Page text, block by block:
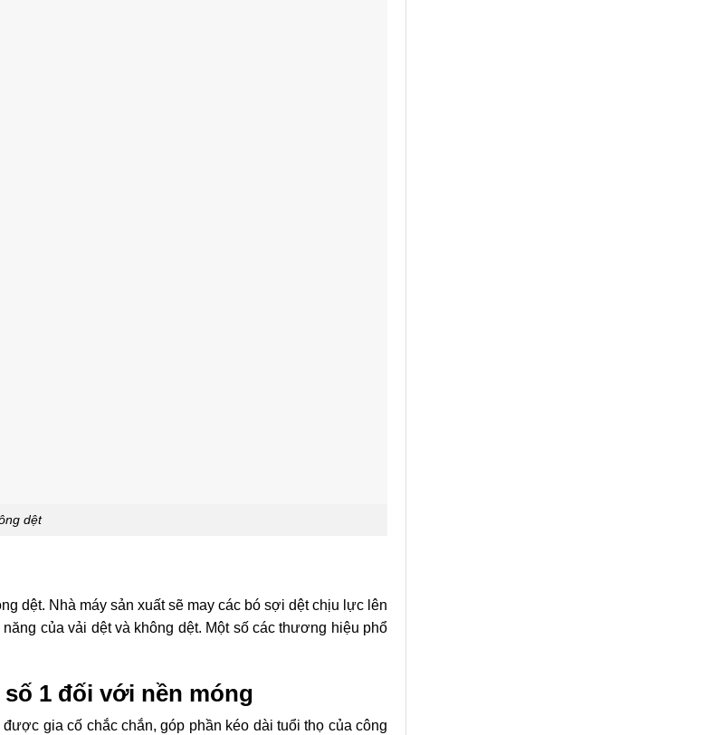
dệt
dệt. Nhà máy sản xuất sẽ may các bó sợi dệt chịu lực lên
của vải dệt và không dệt. Một số các thương hiệu phổ
1 đối với nền móng
gia cố chắc chắn, góp phần kéo dài tuổi thọ của công